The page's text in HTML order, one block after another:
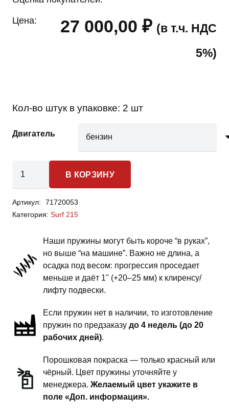
Цена: 27 000,00 ₽ (в т.ч. НДС
5%)
Кол-во штук в упаковке: 2 шт
Двигатель
товара
Surf
215
пружины
передней
подвески
дюйма
комфорт
В КОРЗИНУ
Артикул:
71720053
Категория: Surf 215
Наши пружины могут быть короче “в руках”,
но выше “на машине”. Важно не длина, а
осадка под весом: прогрессия проседает
меньше и даёт 1" (+20–25 мм) к клиренсу/
лифту подвески.
Если пружин нет в наличии, то изготовление
пружин по предзаказу до 4 недель (до 20
рабочих дней).
Порошковая покраска — только красный или
чёрный. Цвет пружины уточняйте у
менеджера. Желаемый цвет укажите в
поле «Доп. информация».